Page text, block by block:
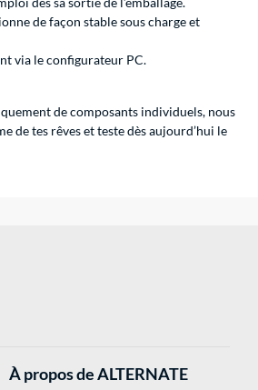
de façon stable sous charge et
via le configurateur PC.
de composants individuels, nous
de tes rêves et teste dès aujourd’hui le
À propos de ALTERNATE